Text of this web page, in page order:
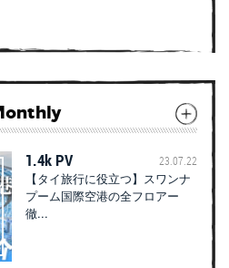
1.4k PV 23.07.22
【タイ旅行に役立つ】スワンナ
プーム国際空港の全フロアー
徹...